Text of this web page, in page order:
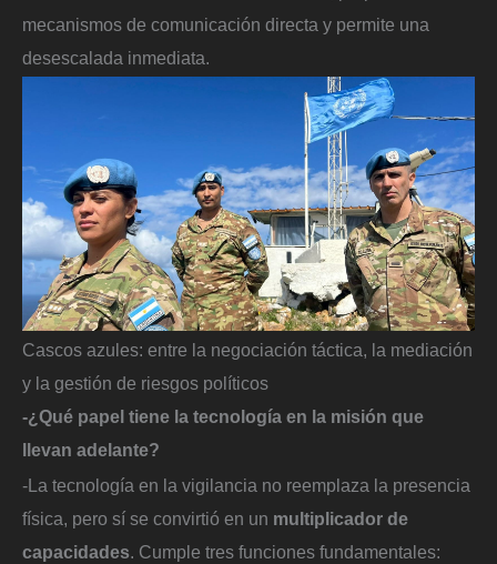
mecanismos de comunicación directa y permite una
desescalada inmediata.
Cascos azules: entre la negociación táctica, la mediación
y la gestión de riesgos políticos
-¿Qué papel tiene la tecnología en la misión que
llevan adelante?
-La tecnología en la vigilancia no reemplaza la presencia
física, pero sí se convirtió en un multiplicador de
capacidades. Cumple tres funciones fundamentales: